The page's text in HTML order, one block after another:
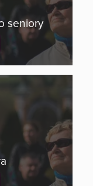
seniory